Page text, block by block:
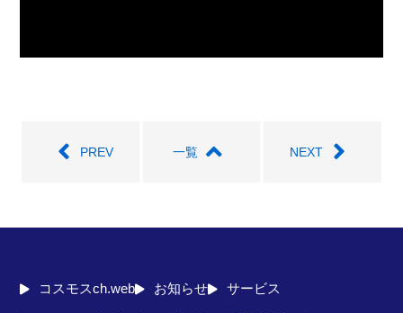
PREV 一覧 NEXT
コスモスch.web お知らせ サービス